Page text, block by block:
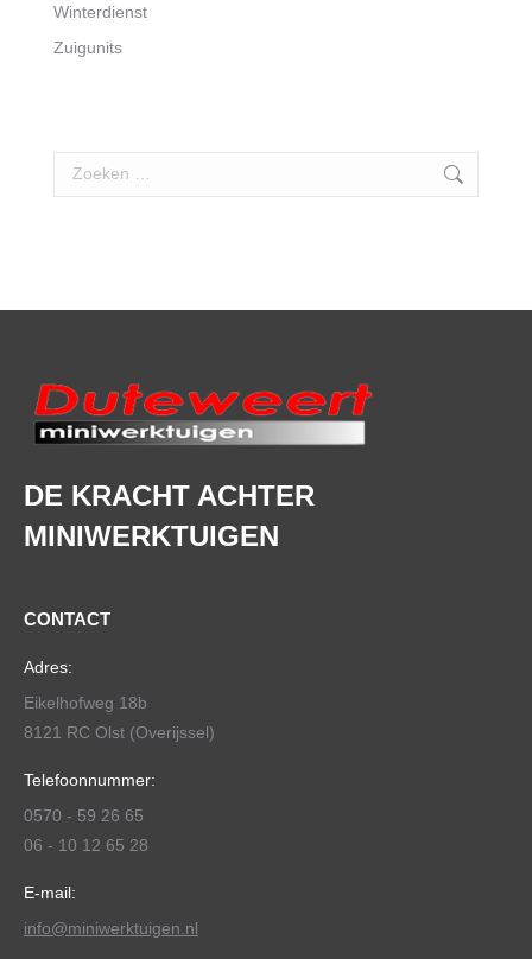
Winterdienst
Zuigunits
Search:
DE KRACHT ACHTER
MINIWERKTUIGEN
CONTACT
Adres:
Eikelhofweg 18b
8121 RC Olst (Overijssel)
Telefoonnummer:
0570 - 59 26 65
06 - 10 12 65 28
E-mail:
info@miniwerktuigen.nl